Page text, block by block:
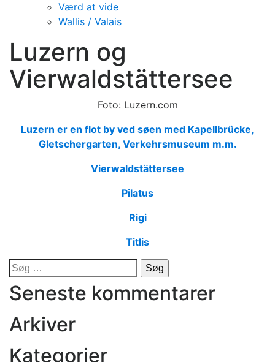
Værd at vide
Wallis / Valais
Luzern og
Vierwaldstättersee
Foto: Luzern.com
Luzern er en flot by ved søen med Kapellbrücke,
Gletschergarten, Verkehrsmuseum m.m.
Vierwaldstättersee
Pilatus
Rigi
Titlis
Søg
efter:
Seneste kommentarer
Arkiver
Kategorier